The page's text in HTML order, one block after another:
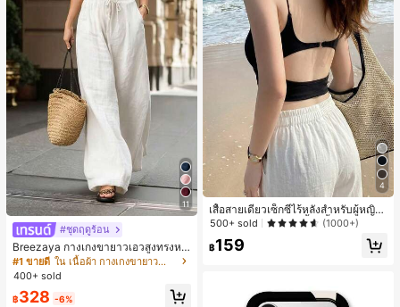
11
#ชุดฤดูร้อน
Breezaya กางเกงขายาวเอวสูงทรงหล
วมขาบานสำหรับผู้หญิง สีขาวเรียบหรูส
ไตล์ชิค เหมาะสำหรับใส่เที่ยวทะเล วันห
ยโอกาสในชีวิตประจำวัน
#1 ขายดี
ใน เนื้อผ้า กางเกงขายาวลำลองผ้า
400+ sold
฿328 -6%
4
เสื้อสายเดี่ยวเซ็กซี่ไร้หลังสำหรับผู้หญิง
พร้อมบราแบบมีฟองน้ำ, เสื้อกล้ามแขน
500+ sold (1000+)
฿159